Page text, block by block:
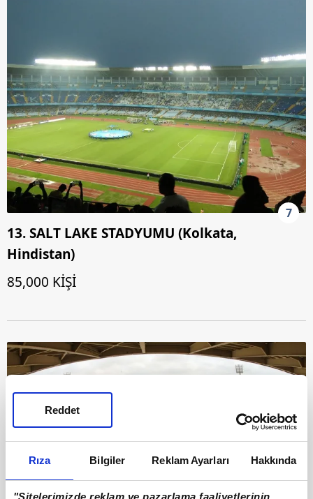
Rıza Bilgiler Reklam Ayarları Hakkında
"Sitelerimizde reklam ve pazarlama faaliyetlerinin
Reddet
7
13. SALT LAKE STADYUMU (Kolkata,
Hindistan)
85,000 KİŞİ